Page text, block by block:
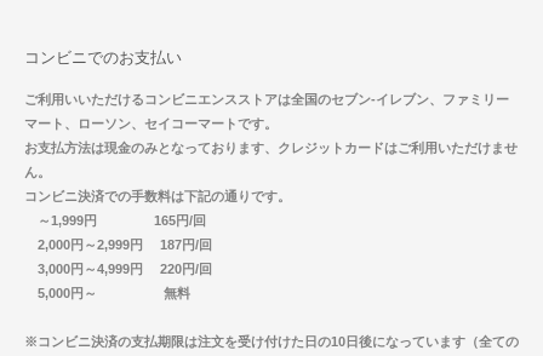
コンビニでのお支払い
ご利用いいただけるコンビニエンスストアは全国のセブン-イレブン、ファミリー
マート、ローソン、セイコーマートです。
お支払方法は現金のみとなっております、クレジットカードはご利用いただけませ
ん。
コンビニ決済での手数料は下記の通りです。
～1,999円 165円/回
2,000円～2,999円 187円/回
3,000円～4,999円 220円/回
5,000円～ 無料
※コンビニ決済の支払期限は注文を受け付けた日の10日後になっています（全ての